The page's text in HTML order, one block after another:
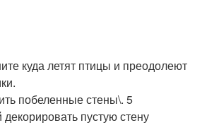
куда летят птицы и преодолеют